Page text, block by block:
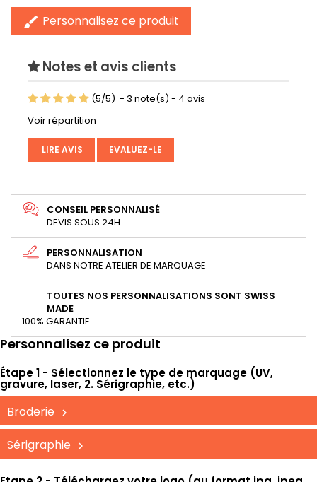
brush Personnalisez ce produit
Notes et avis clients
(5/5) - 3 note(s) - 4 avis
Voir répartition
LIRE AVIS EVALUEZ-LE
CONSEIL PERSONNALISÉ
DEVIS SOUS 24H
PERSONNALISATION
DANS NOTRE ATELIER DE MARQUAGE
TOUTES NOS PERSONNALISATIONS SONT SWISS
MADE
100% GARANTIE
Personnalisez ce produit
Étape 1 - Sélectionnez le type de marquage (UV,
gravure, laser, 2. Sérigraphie, etc.)
Broderie
Sérigraphie